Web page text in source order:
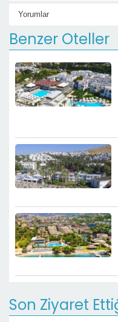
Yorumlar
Benzer Oteller
Son Ziyaret